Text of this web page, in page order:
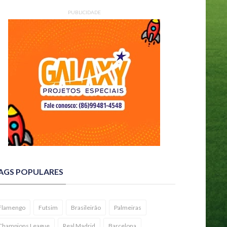
PUBLICIDADE
POPULARES
Futsim Brasileirão Palmeiras